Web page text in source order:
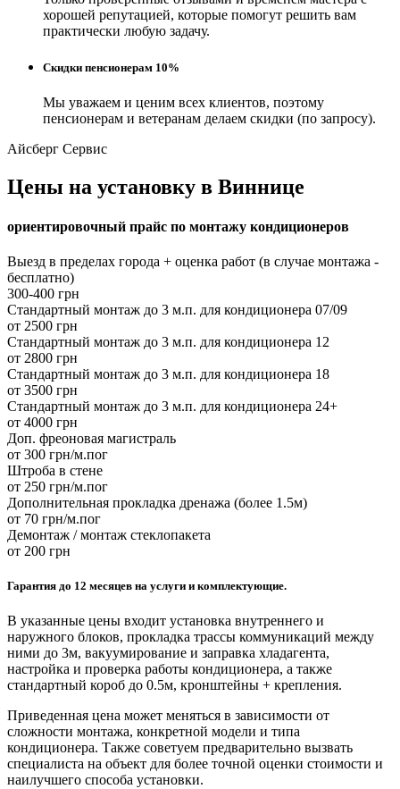
хорошей репутацией, которые помогут решить вам
практически любую задачу.
Скидки пенсионерам 10%
Мы уважаем и ценим всех клиентов, поэтому
пенсионерам и ветеранам делаем скидки (по запросу).
Айсберг Сервис
Цены на установку в Виннице
ориентировочный прайс по монтажу кондиционеров
Выезд в пределах города + оценка работ (в случае монтажа -
бесплатно)
300-400 грн
Стандартный монтаж до 3 м.п. для кондиционера 07/09
от 2500 грн
Стандартный монтаж до 3 м.п. для кондиционера 12
от 2800 грн
Стандартный монтаж до 3 м.п. для кондиционера 18
от 3500 грн
Стандартный монтаж до 3 м.п. для кондиционера 24+
от 4000 грн
Доп. фреоновая магистраль
от 300 грн/м.пог
Штроба в стене
от 250 грн/м.пог
Дополнительная прокладка дренажа (более 1.5м)
от 70 грн/м.пог
Демонтаж / монтаж стеклопакета
от 200 грн
Гарантия до 12 месяцев на услуги и комплектующие.
В указанные цены входит установка внутреннего и
наружного блоков, прокладка трассы коммуникаций между
ними до 3м, вакуумирование и заправка хладагента,
настройка и проверка работы кондиционера, а также
стандартный короб до 0.5м, кронштейны + крепления.
Приведенная цена может меняться в зависимости от
сложности монтажа, конкретной модели и типа
кондиционера. Также советуем предварительно вызвать
специалиста на объект для более точной оценки стоимости и
наилучшего способа установки.